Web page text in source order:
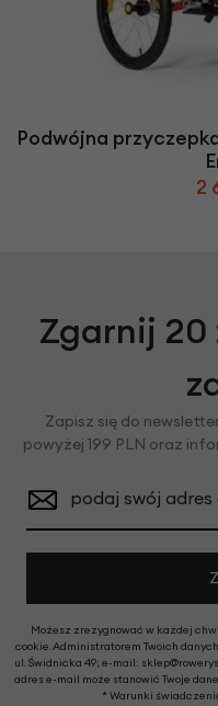
Podwójna
2
Zgarnij 20
Zapisz się do
powyżej 199 PLN oraz
podaj swój adres
Możesz zrezygnować w każdej
cookie. Administratorem Twoich
ul. Świdnicka 49; e-mail:
adres e-mail może stanowić Twoje
* Warunki